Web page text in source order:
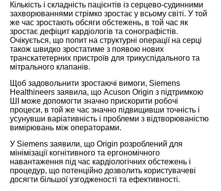
Кількість і складність пацієнтів із серцево-судинними
захворюваннями стрімко зростає у всьому світі. У той
же час зростають обсяги обстежень, в той час як
зростає дефіцит кардіологів та сонографістів.
Очікується, що попит на структурні операції на серці
також швидко зростатиме з появою нових
транскатетерних пристроїв для трикуспідального та
мітрального клапанів.
Щоб задовольнити зростаючі вимоги, Siemens
Healthineers заявила, що Acuson Origin з підтримкою
ШІ може допомогти значно прискорити робочі
процеси, в той же час значно підвищивши точність і
усунувши варіативність і проблеми з відтворюваністю
вимірювань між операторами.
У Siemens заявили, що Origin розроблений для
мінімізації когнітивного та ергономічного
навантаження під час кардіологічних обстежень і
процедур, що потенційно дозволить користувачеві
досягти більшої узгодженості та ефективності.